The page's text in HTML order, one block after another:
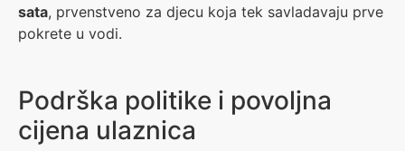
sata, prvenstveno za djecu koja tek savladavaju prve
pokrete u vodi.
Podrška politike i povoljna
cijena ulaznica